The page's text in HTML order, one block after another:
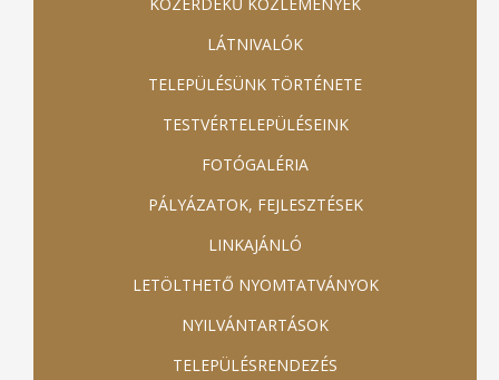
LÁTNIVALÓK
TELEPÜLÉSÜNK TÖRTÉNETE
TESTVÉRTELEPÜLÉSEINK
FOTÓGALÉRIA
PÁLYÁZATOK, FEJLESZTÉSEK
LINKAJÁNLÓ
LETÖLTHETŐ NYOMTATVÁNYOK
NYILVÁNTARTÁSOK
TELEPÜLÉSRENDEZÉS